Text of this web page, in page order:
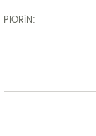
PIORiN: